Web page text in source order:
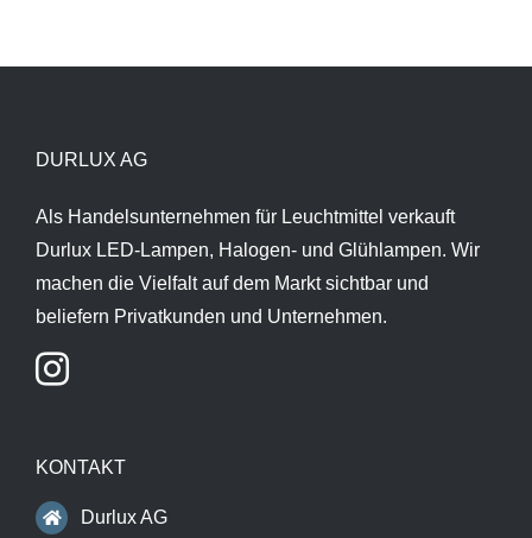
DURLUX AG
Als Handelsunternehmen für Leuchtmittel verkauft
Durlux LED-Lampen, Halogen- und Glühlampen. Wir
machen die Vielfalt auf dem Markt sichtbar und
beliefern Privatkunden und Unternehmen.
KONTAKT
Durlux AG